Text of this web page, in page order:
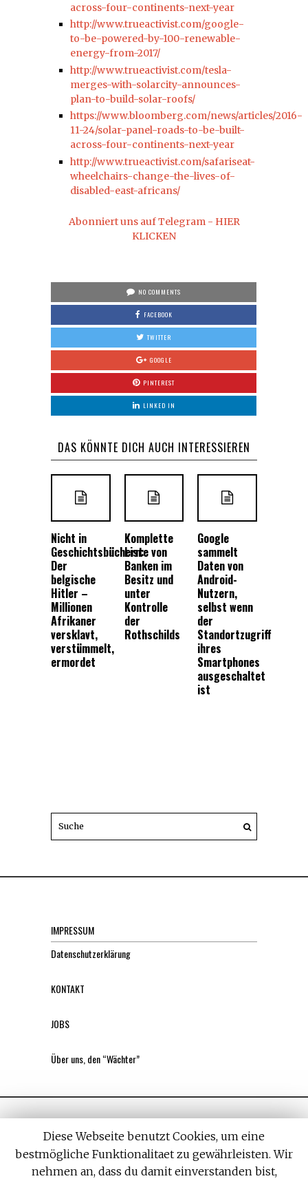
across-four-continents-next-year
http://www.trueactivist.com/google-
to-be-powered-by-100-renewable-
energy-from-2017/
http://www.trueactivist.com/tesla-
merges-with-solarcity-announces-
plan-to-build-solar-roofs/
https://www.bloomberg.com/news/articles/2016-
11-24/solar-panel-roads-to-be-built-
across-four-continents-next-year
http://www.trueactivist.com/safariseat-
wheelchairs-change-the-lives-of-
disabled-east-africans/
Abonniert uns auf Telegram - HIER
KLICKEN
NO COMMENTS
FACEBOOK
TWITTER
GOOGLE
PINTEREST
LINKED IN
DAS KÖNNTE DICH AUCH INTERESSIEREN
Nicht in
Geschichtsbüchern:
Der
belgische
Hitler –
Millionen
Afrikaner
versklavt,
verstümmelt,
ermordet
Komplette
Liste von
Banken im
Besitz und
unter
Kontrolle
der
Rothschilds
Google
sammelt
Daten von
Android-
Nutzern,
selbst wenn
der
Standortzugriff
ihres
Smartphones
ausgeschaltet
ist
IMPRESSUM
Datenschutzerklärung
KONTAKT
JOBS
Über uns, den “Wächter”
All rights reserved. Designed by
Diese Webseite benutzt Cookies, um eine
bestmögliche Funktionalitaet zu gewährleisten. Wir
nehmen an, dass du damit einverstanden bist,